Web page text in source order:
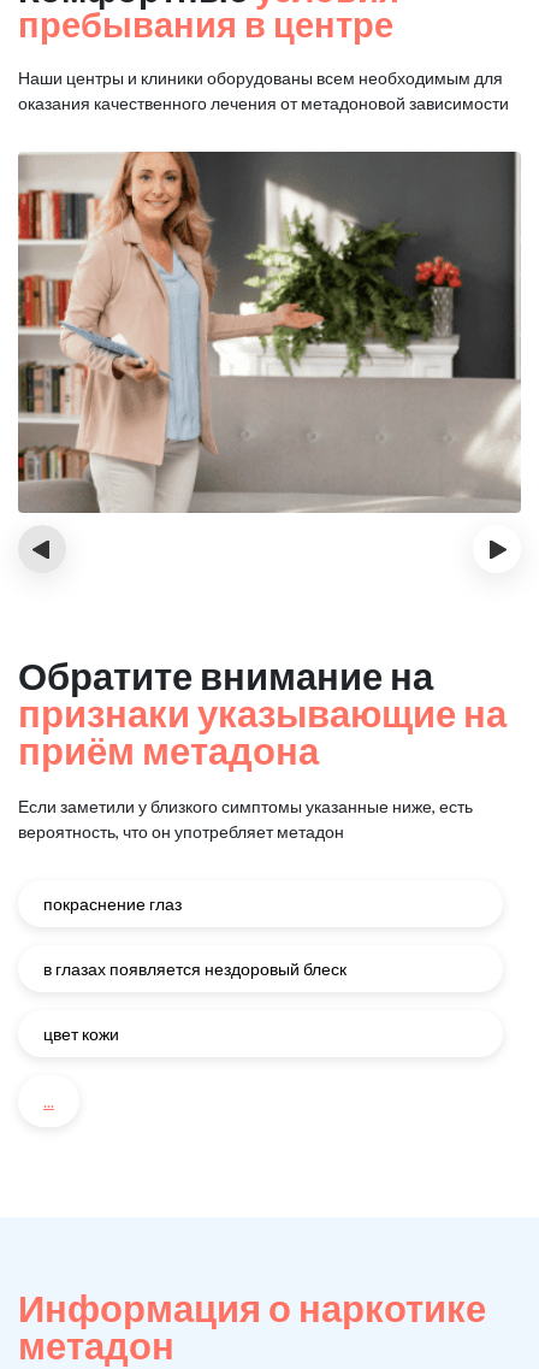
пребывания в центре
Наши центры и клиники оборудованы всем необходимым для
оказания качественного лечения от метадоновой зависимости
‹ ›
Обратите внимание на
признаки указывающие на
приём метадона
Если заметили у близкого симптомы указанные ниже, есть
вероятность, что он употребляет метадон
покраснение глаз
в глазах появляется нездоровый блеск
цвет кожи
...
Информация о наркотике
метадон